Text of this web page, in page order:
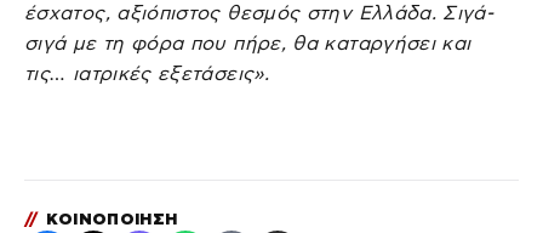
έσχατος, αξιόπιστος θεσμός στην Ελλάδα. Σιγά-
σιγά με τη φόρα που πήρε, θα καταργήσει και
τις… ιατρικές εξετάσεις».
// ΚΟΙΝΟΠΟΙΗΣΗ